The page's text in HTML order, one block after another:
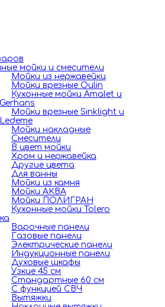
мойки и смесители
Мойки из нержавейки
Мойки врезные Oulin
Кухонные мойки Amalet и
Gerhans
Мойки врезные Sinklight и
Ledeme
Мойки накладные
Смесители
В цвет мойки
Хром и нержавейка
Другие цвета
Для ванны
Мойки из камня
Мойки АКВА
Мойки ПОЛИГРАН
Кухонные мойки Tolero
Варочные панели
Газовые панели
Электрические панели
Индукционные панели
Духовые шкафы
Узкие 45 см
Стандартные 60 см
С функцией СВЧ
Вытяжки